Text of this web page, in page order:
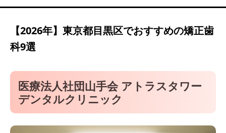
浜中デンタルクリニック
祐天寺歯科
諸星矯正歯科自由が丘
キッズデンタル
新井デンタルクリニック
目黒青葉台矯正歯科クリニック
【2026年】 東京都目黒区でおすすめの矯正歯
科9選
医療法人社団山手会 アトラスタワー
デンタルクリニック